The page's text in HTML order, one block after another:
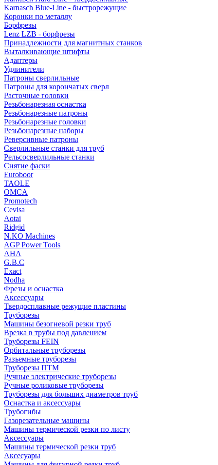
Karnasch Blue-Line - быстрорежущие
Коронки по металлу
Борфрезы
Lenz LZB - борфрезы
Принадлежности для магнитных станков
Выталкивающие штифты
Адаптеры
Удлинители
Патроны сверлильные
Патроны для корончатых сверл
Расточные головки
Резьбонарезная оснастка
Резьбонарезные патроны
Резьбонарезные головки
Резьбонарезные наборы
Реверсивные патроны
Сверлильные станки для труб
Рельсосверлильные станки
Снятие фаски
Euroboor
TAOLE
OMCA
Promotech
Cevisa
Aotai
Ridgid
N.KO Machines
AGP Power Tools
AHA
G.B.C
Exact
Nodha
Фрезы и оснастка
Аксессуары
Твердосплавные режущие пластины
Труборезы
Машины безогневой резки труб
Врезка в трубы под давлением
Труборезы FEIN
Орбитальные труборезы
Разъемные труборезы
Труборезы ПТМ
Ручные электрические труборезы
Ручные роликовые труборезы
Труборезы для больших диаметров труб
Оснастка и аксессуары
Трубогибы
Газорезательные машины
Машины термической резки по листу
Аксессуары
Машины термической резки труб
Аксесуары